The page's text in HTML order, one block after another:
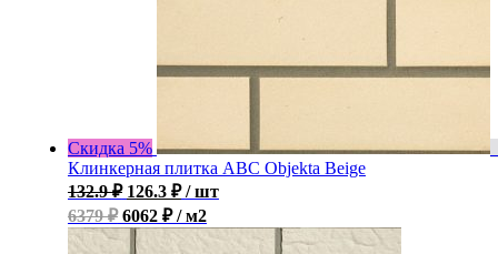
Скидка 5%
Клинкерная плитка ABC Objekta Beige
132.9₽ 126.3 ₽ / шт
6379 ₽6062 ₽ / м2